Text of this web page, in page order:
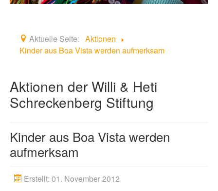
Aktionen
Artikel
Aktuelle Seite: Aktionen
Kinder aus Boa Vista werden aufmerksam
Aktionen der Willi & Heti
Schreckenberg Stiftung
Kinder aus Boa Vista werden
aufmerksam
Erstellt: 01. November 2012